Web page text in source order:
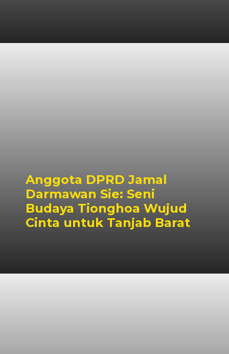
Anggota DPRD Jamal
Darmawan Sie: Seni
Budaya Tionghoa Wujud
Cinta untuk Tanjab Barat